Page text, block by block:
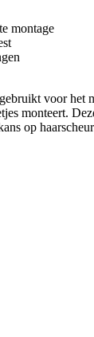
montage
voor het
monteert.
op